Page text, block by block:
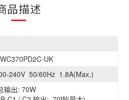
品描述
UK
240V 50/60Hz 1.8A(Max.)
输出: 70W